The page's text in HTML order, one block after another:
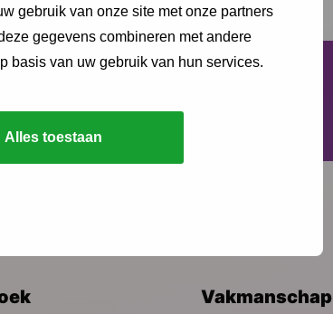
gebruik van onze site met onze partners
gegevens combineren met andere
basis van uw gebruik van hun services.
Alles toestaan
Vakmanschap